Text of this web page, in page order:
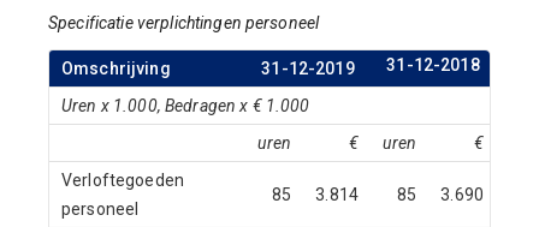
Specificatie verplichtingen personeel
Omschrijving 31-12-2019 31-12-2018
Uren x 1.000, Bedragen x € 1.000
uren
€ uren
€
Verloftegoeden
personeel
85 3.814 85 3.690